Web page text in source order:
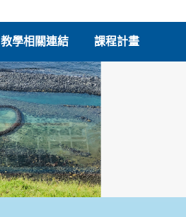
教學相關連結 課程計畫